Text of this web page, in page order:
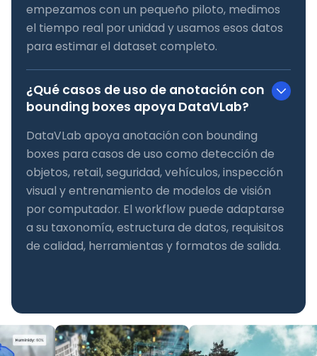
empezamos con un pequeño piloto, medimos
el tiempo real por unidad y usamos esos datos
para estimar el dataset completo.
¿Qué casos de uso de anotación con
bounding boxes apoya DataVLab?
DataVLab apoya anotación con bounding
boxes para casos de uso como detección de
objetos, retail, seguridad, vehículos, inspección
visual y entrenamiento de modelos de visión
por computador. El workflow puede adaptarse
a su taxonomía, estructura de datos, requisitos
de calidad, herramientas y formatos de salida.